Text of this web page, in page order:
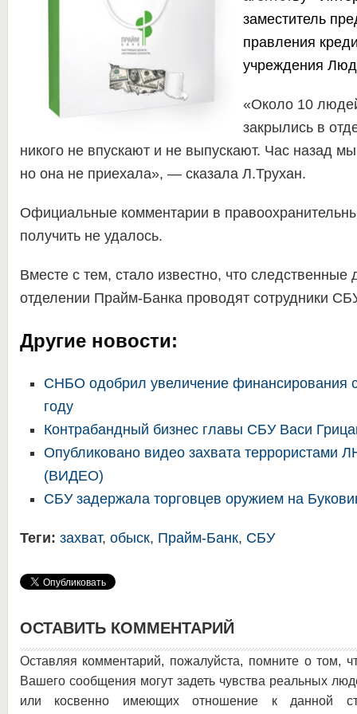
заместитель
правления
учреждения
«Около 10
закрылись в
никого не впускают и не выпускают. Час назад
но она не приехала», — сказала Л.Трухан.
Официальные комментарии в
получить не удалось.
Вместе с тем, стало известно, что следственные
отделении Прайм-Банка проводят сотрудники
Другие новости:
СНБО одобрил увеличение финансирования
году
Контрабандный бизнес главы СБУ Васи
Опубликовано видео захвата террористами
(ВИДЕО)
СБУ задержала торговцев оружием на
Теги: захват, обыск, Прайм-Банк, СБУ
ОСТАВИТЬ КОММЕНТАРИЙ
Оставляя комментарий, пожалуйста, помните о том,
Вашего сообщения могут задеть чувства реальных
или косвенно имеющих отношение к данной